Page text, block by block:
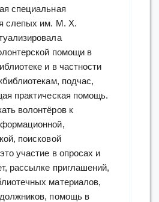
специальная
слепых им. М. Х.
помощи в
и в частности
подчас,
практическая помощь.
волонтёров к
поисковой
участие в опросах и
рассылке приглашений,
материалов,
помощь в